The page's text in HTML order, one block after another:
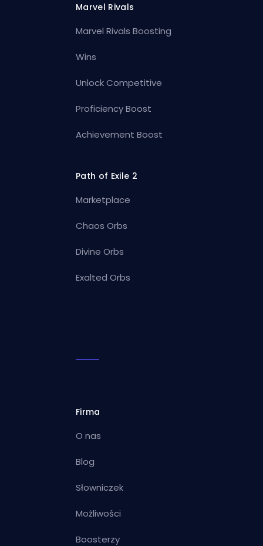
Marvel Rivals
Marvel Rivals Boosting
Wins
Unlock Competitive
Proficiency Boost
Achievement Boost
Path of Exile 2
Marketplace
Chaos Orbs
Divine Orbs
Exalted Orbs
Firma
O nas
Blog
Słowniczek
Możliwości
Boosterzy